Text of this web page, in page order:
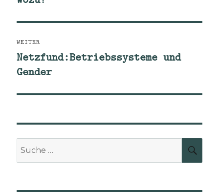
WEITER
Nächster
Beitrag:
Netzfund:Betriebssysteme und
Gender